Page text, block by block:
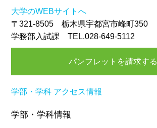
大学のWEBサイトへ
〒321-8505 栃木県宇都宮市峰町350
学務部入試課 TEL.028-649-5112
パンフレットを請求する
学部・学科 アクセス情報
学部・学科情報